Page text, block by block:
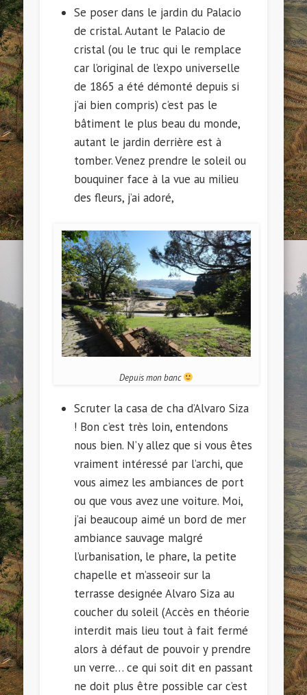
Se poser dans le jardin du Palacio
de cristal. Autant le Palacio de
cristal (ou le truc qui le remplace
car l’original de l’expo universelle
de 1865 a été démonté depuis si
j’ai bien compris) c’est pas le
bâtiment le plus beau du monde,
autant le jardin derrière est à
tomber. Venez prendre le soleil ou
bouquiner face à la vue au milieu
des fleurs, j’ai adoré,
Depuis mon banc
Scruter la casa de cha d’Alvaro Siza
! Bon c’est très loin, entendons
nous bien. N’y allez que si vous êtes
vraiment intéressé par l’archi, que
vous aimez les ambiances de port
ou que vous avez une voiture. Moi,
j’ai beaucoup aimé un bord de mer
ambiance sauvage malgré
l’urbanisation, le phare, la petite
chapelle et m’asseoir sur la
terrasse designée Alvaro Siza au
coucher du soleil (Accès en théorie
interdit mais lieu tout à fait fermé
alors à défaut de pouvoir y prendre
un verre… ce qui soit dit en passant
ne doit plus être possible car c’est